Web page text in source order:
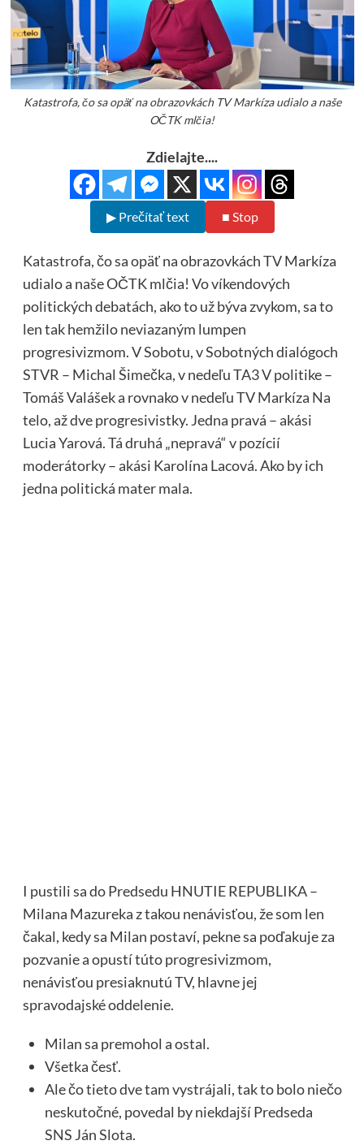
Katastrofa, čo sa opäť na obrazovkách TV Markíza udialo a naše
OČTK mlčia!
Zdielajte....
▶ Prečítať text ■ Stop
Katastrofa, čo sa opäť na obrazovkách TV Markíza
udialo a naše OČTK mlčia! Vo víkendových
politických debatách, ako to už býva zvykom, sa to
len tak hemžilo neviazaným lumpen
progresivizmom. V Sobotu, v Sobotných dialógoch
STVR – Michal Šimečka, v nedeľu TA3 V politike –
Tomáš Valášek a rovnako v nedeľu TV Markíza Na
telo, až dve progresivistky. Jedna pravá – akási
Lucia Yarová. Tá druhá „nepravá“ v pozícií
moderátorky – akási Karolína Lacová. Ako by ich
jedna politická mater mala.
I pustili sa do Predsedu HNUTIE REPUBLIKA –
Milana Mazureka z takou nenávisťou, že som len
čakal, kedy sa Milan postaví, pekne sa poďakuje za
pozvanie a opustí túto progresivizmom,
nenávisťou presiaknutú TV, hlavne jej
spravodajské oddelenie.
Milan sa premohol a ostal.
Všetka česť.
Ale čo tieto dve tam vystrájali, tak to bolo niečo
neskutočné, povedal by niekdajší Predseda
SNS Ján Slota.